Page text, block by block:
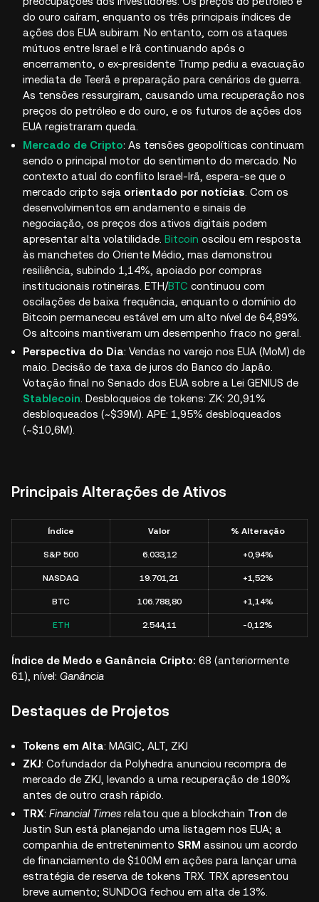
do ouro caíram, enquanto os três principais índices de
ações dos EUA subiram. No entanto, com os ataques
mútuos entre Israel e Irã continuando após o
encerramento, o ex-presidente Trump pediu a evacuação
imediata de Teerã e preparação para cenários de guerra.
As tensões ressurgiram, causando uma recuperação nos
preços do petróleo e do ouro, e os futuros de ações dos
EUA registraram queda.
Mercado de Cripto: As tensões geopolíticas continuam
sendo o principal motor do sentimento do mercado. No
contexto atual do conflito Israel-Irã, espera-se que o
mercado cripto seja orientado por notícias . Com os
desenvolvimentos em andamento e sinais de
negociação, os preços dos ativos digitais podem
apresentar alta volatilidade. Bitcoin oscilou em resposta
às manchetes do Oriente Médio, mas demonstrou
resiliência, subindo 1,14%, apoiado por compras
institucionais rotineiras. ETH/BTC continuou com
oscilações de baixa frequência, enquanto o domínio do
Bitcoin permaneceu estável em um alto nível de 64,89%.
Os altcoins mantiveram um desempenho fraco no geral.
Perspectiva do Dia: Vendas no varejo nos EUA (MoM) de
maio. Decisão de taxa de juros do Banco do Japão.
Votação final no Senado dos EUA sobre a Lei GENIUS de
Stablecoin . Desbloqueios de tokens: ZK: 20,91%
desbloqueados (~$39M). APE: 1,95% desbloqueados
(~$10,6M).
Principais Alterações de Ativos
Índice Valor % Alteração
S&P 500 6.033,12 +0,94%
NASDAQ 19.701,21 +1,52%
BTC 106.788,80 +1,14%
ETH 2.544,11 -0,12%
Índice de Medo e Ganância Cripto: 68 (anteriormente
61), nível: Ganância
Destaques de Projetos
Tokens em Alta: MAGIC, ALT, ZKJ
ZKJ: Cofundador da Polyhedra anunciou recompra de
mercado de ZKJ, levando a uma recuperação de 180%
antes de outro crash rápido.
TRX: Financial Times relatou que a blockchain Tron de
Justin Sun está planejando uma listagem nos EUA; a
companhia de entretenimento SRM assinou um acordo
de financiamento de $100M em ações para lançar uma
estratégia de reserva de tokens TRX. TRX apresentou
breve aumento; SUNDOG fechou em alta de 13%.